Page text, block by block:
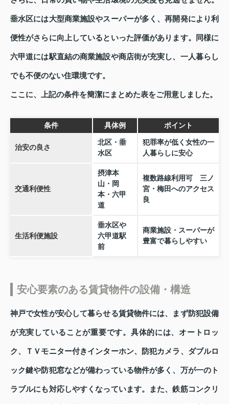
垂水区には大型商業施設やスーパーが多く、再開発により利
便性がさらに向上しているといった評価があります。同様に
六甲道には駅直結の商業施設や商店街が充実し、一人暮らし
でも不便のない住環境です。
ここに、上記の条件を簡潔にまとめた表をご用意しました。
条件 具体例 ポイント
治安の良さ
北区・垂
水区
犯罪率が低く女性の一
人暮らしに安心
交通利便性
摂津本
山・岡
本・六甲
道
複数路線利用可 三ノ
宮・梅田へのアクセス
良
生活利便施設
垂水区や
六甲道駅
前
商業施設・スーパーが
豊富で暮らしやすい
安心要素のある賃貸物件の設備・構造
神戸で女性が安心して暮らせる賃貸物件には、まず防犯設備
が充実していることが重要です。具体的には、オートロッ
ク、ＴＶモニター付きインターホン、防犯カメラ、ダブルロ
ック鍵や防犯窓などが備わっている物件が多く、万が一のト
ラブルにも対応しやすくなっています。また、鉄筋コンクリ